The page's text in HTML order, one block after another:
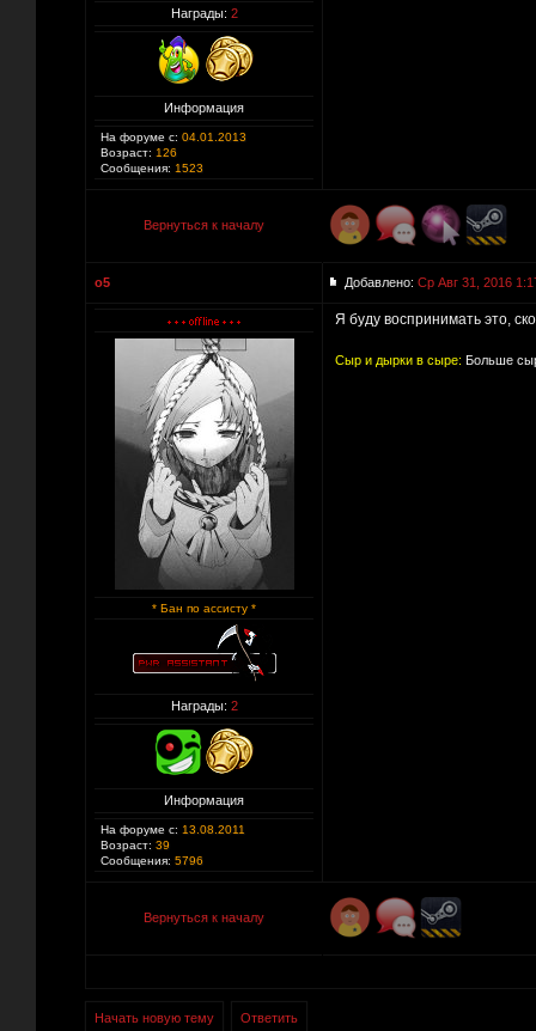
Награды: 2
Информация
На форуме с: 04.01.2013
Возраст: 126
Сообщения: 1523
Вернуться к началу
o5 Добавлено: Ср Авг 31, 2016
* Бан по ассисту *
Награды: 2
Информация
На форуме с: 13.08.2011
Возраст: 39
Сообщения: 5796
Я буду воспринимать это,
Сыр и дырки в сыре: Больше
Вернуться к началу
Начать новую тему Ответить